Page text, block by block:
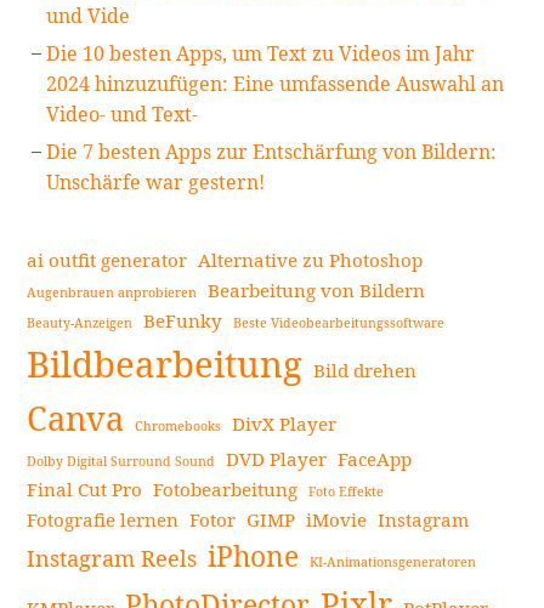
und Vide
Die 10 besten Apps, um Text zu Videos im Jahr
2024 hinzuzufügen: Eine umfassende Auswahl an
Video- und Text-
Die 7 besten Apps zur Entschärfung von Bildern:
Unschärfe war gestern!
ai outfit generator Alternative zu Photoshop
Augenbrauen anprobieren Bearbeitung von Bildern
Beauty-Anzeigen BeFunky Beste Videobearbeitungssoftware
Bildbearbeitung Bild drehen
Canva Chromebooks DivX Player
Dolby Digital Surround Sound DVD Player FaceApp
Final Cut Pro Fotobearbeitung Foto Effekte
Fotografie lernen Fotor GIMP iMovie Instagram
Instagram Reels iPhone KI-Animationsgeneratoren